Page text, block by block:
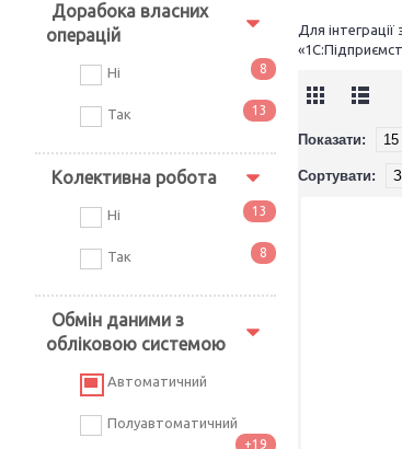
Для інтеграції з «1С:Підприємство»
Для для інтеграції через TXT, CSV, Excel
Mobile SMARTS: Склад 15
Торгове обладнання
ТЕРМІНАЛИ ЗБОРУ ДАНИХ
Дорабока власних
операцій
Ні 8
Так 13
Колективна робота
Ні 13
Так 8
Обмін даними з
обліковою системою
Автоматичний
Полуавтоматичний
+19
Для інтеграції
Показати:
Сортувати: